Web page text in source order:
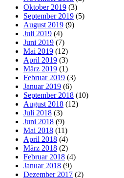
Oktober 2019 (3)
September 2019 (5)
August 2019 (9)
Juli 2019 (4)
Juni 2019 (7)
Mai 2019 (12)
April 2019 (3)
März 2019 (1)
Februar 2019 (3)
Januar 2019 (6)
September 2018 (10)
August 2018 (12)
Juli 2018 (3)
Juni 2018 (9)
Mai 2018 (11)
April 2018 (4)
März 2018 (2)
Februar 2018 (4)
Januar 2018 (9)
Dezember 2017 (2)